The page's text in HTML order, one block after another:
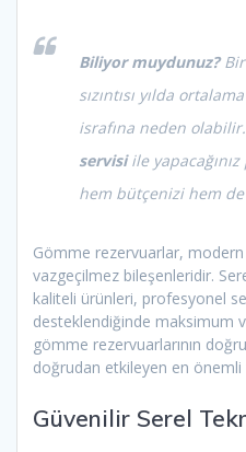
Biliyor muydunuz?Bir
sızıntısı yılda
israfına neden olabilir.
servisiile
hem bütçenizi hem de
Gömme rezervuarlar,
vazgeçilmez bileşenleridir.
kaliteli ürünleri, profesyonel
desteklendiğinde maksimum
gömme rezervuarlarının
doğrudan etkileyen en
Güvenilir Serel